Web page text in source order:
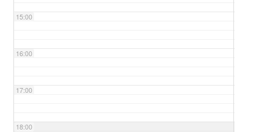
15:00
16:00
17:00
18:00